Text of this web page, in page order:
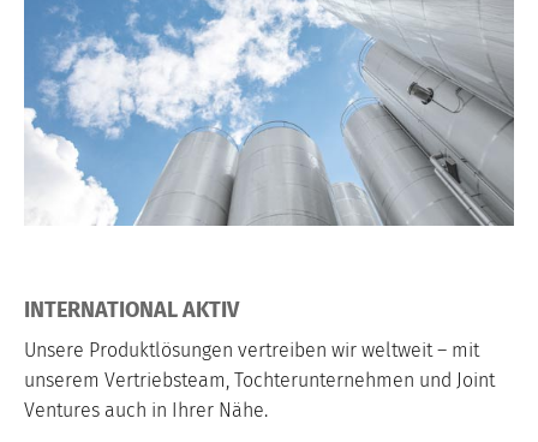
INTERNATIONAL AKTIV
Unsere Produktlösungen vertreiben wir weltweit – mit
unserem Vertriebsteam, Tochterunternehmen und Joint
Ventures auch in Ihrer Nähe.